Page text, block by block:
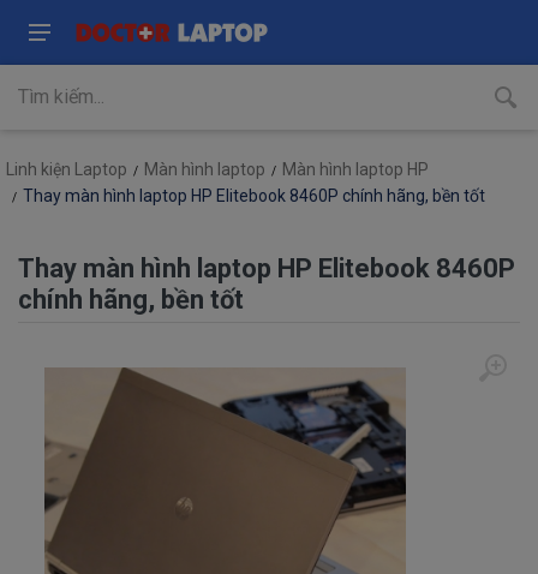
Linh kiện Laptop Màn hình laptop
Màn hình laptop HP
Thay màn hình laptop HP Elitebook 8460P chính hãng, bền tốt
Thay màn hình laptop HP Elitebook 8460P
chính hãng, bền tốt